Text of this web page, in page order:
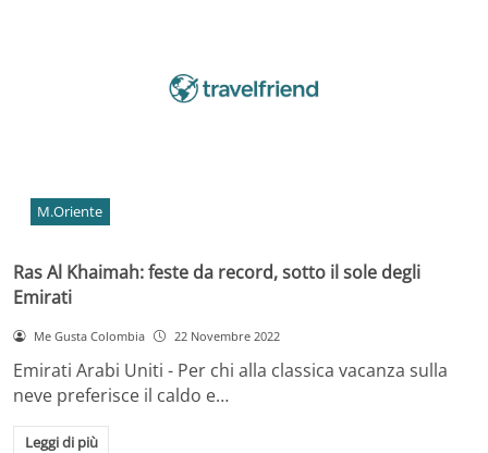
M.Oriente
Ras Al Khaimah: feste da record, sotto il sole degli
Emirati
Me Gusta Colombia 22 Novembre 2022
Emirati Arabi Uniti - Per chi alla classica vacanza sulla
neve preferisce il caldo e…
Leggi di più